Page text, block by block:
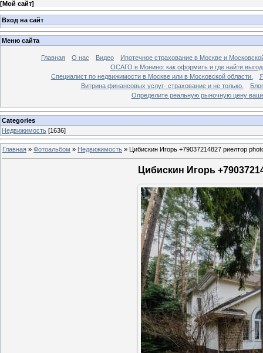
[Мой сайт]
Вход на сайт
Меню сайта
Главная О нас Видео
Ипотечное страхование в Москве и
ОСАГО в Монино: как оформить и где найти
Специалист по недвижимости в Москве или в Московской области.
Витрина финансовых услуг- страхование и не только.
Блог
Определите реальную рыночную цену
Categories
Недвижимость [1636]
Главная » Фотоальбом » Недвижимость » Цибискин Игорь +79037214827 риелтор
Цибискин Игорь